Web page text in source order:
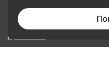
Каталог товаров
О нас
Применение